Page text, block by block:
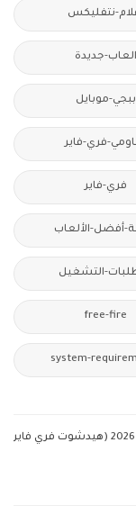
نتفليكس
العاب-جديدة
ببجي-موبايل
فري-فاير
فري-فاير
أفضل-الألعاب
التشغيل
free-fire
system-
أفضل إعدادات الحساسية فري فاير 2026 (هيدشوت فري فاير